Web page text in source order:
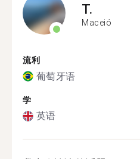
T.
Maceió
流利
葡萄牙语
学
英语